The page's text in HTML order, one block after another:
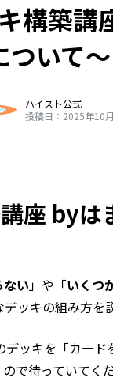
構築講
ついて〜
ハイスト公式
投稿日：2025年10
座 byは
い」や「いくつ
ッキの組み方を
ッキを「カー
で待っていてく